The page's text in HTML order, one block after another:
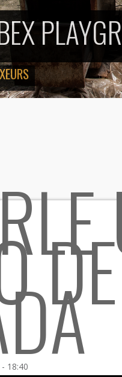
18:40